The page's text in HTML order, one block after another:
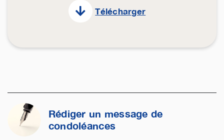
Télécharger
Rédiger un message de
condoléances